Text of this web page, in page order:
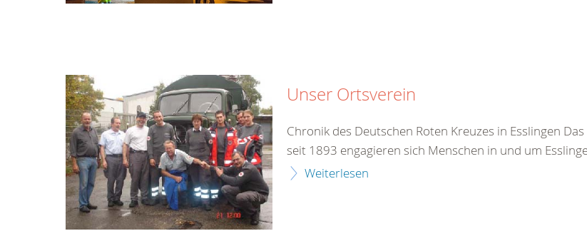
Unser Ortsverein
Chronik des Deutschen Roten Kreuzes in Esslingen
seit 1893 engagieren sich Menschen in und um
Weiterlesen